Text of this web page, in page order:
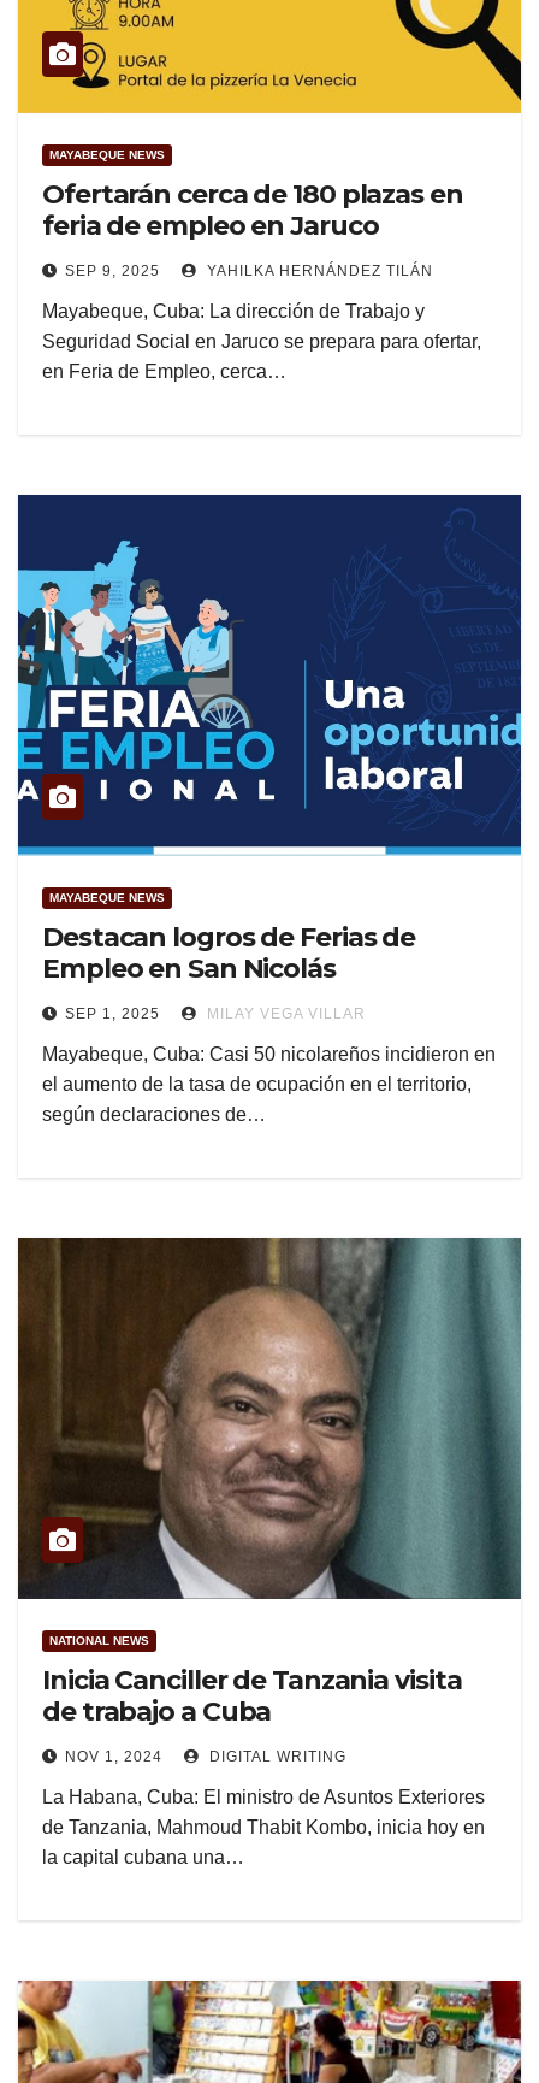
MAYABEQUE NEWS
Ofertarán cerca de 180 plazas en
feria de empleo en Jaruco
SEP 9, 2025 YAHILKA HERNÁNDEZ TILÁN
Mayabeque, Cuba: La dirección de Trabajo y
Seguridad Social en Jaruco se prepara para ofertar,
en Feria de Empleo, cerca…
MAYABEQUE NEWS
Destacan logros de Ferias de
Empleo en San Nicolás
SEP 1, 2025 MILAY VEGA VILLAR
Mayabeque, Cuba: Casi 50 nicolareños incidieron en
el aumento de la tasa de ocupación en el territorio,
según declaraciones de…
NATIONAL NEWS
Inicia Canciller de Tanzania visita
de trabajo a Cuba
NOV 1, 2024 DIGITAL WRITING
La Habana, Cuba: El ministro de Asuntos Exteriores
de Tanzania, Mahmoud Thabit Kombo, inicia hoy en
la capital cubana una…